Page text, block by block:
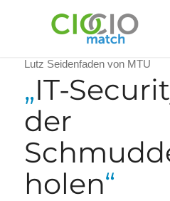
Lutz Seidenfaden von MTU
„IT-
der
holen“